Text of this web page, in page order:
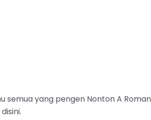
semua yang pengen Nonton A